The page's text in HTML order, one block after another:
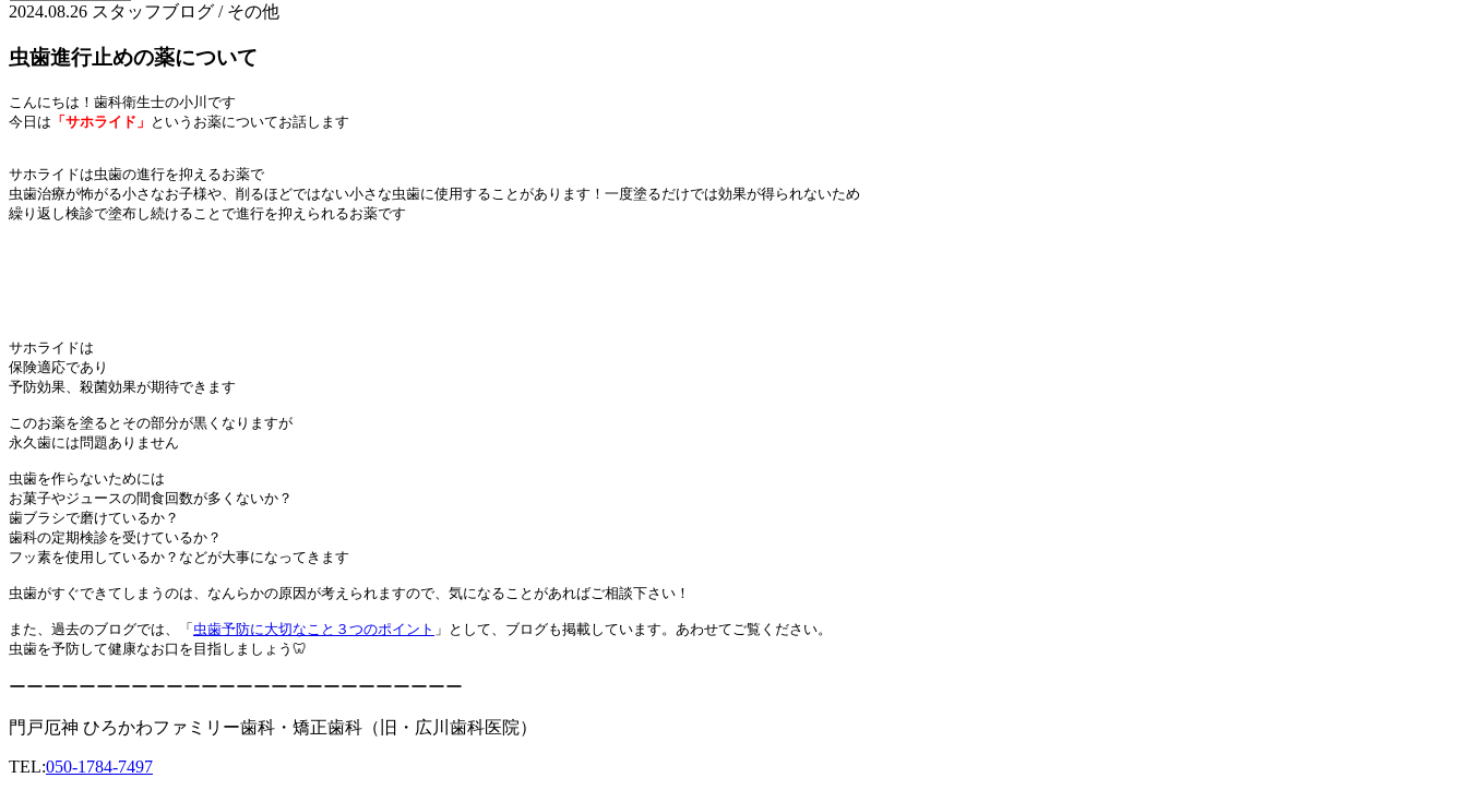
2024.08.26 スタッフブログ / その他
虫歯進行止めの薬について
こんにちは！歯科衛生士の小川です
今日は 「サホライド」 というお薬についてお話します
サホライドは虫歯の進行を抑えるお薬で
虫歯治療が怖がる小さなお子様や、削るほどではない小さな虫歯に使用することがあります！一度塗るだけでは効果が得られないため
繰り返し検診で塗布し続けることで進行を抑えられるお薬です
サホライドは
保険適応であり
予防効果、殺菌効果が期待できます
このお薬を塗るとその部分が黒くなりますが
永久歯には問題ありません
虫歯を作らないためには
お菓子やジュースの間食回数が多くないか？
歯ブラシで磨けているか？
歯科の定期検診を受けているか？
フッ素を使用しているか？などが大事になってきます
虫歯がすぐできてしまうのは、なんらかの原因が考えられますので、気になることがあればご相談下さい！
また、過去のブログでは、「 虫歯予防に大切なこと３つのポイント 」として、ブログも掲載しています。あわせてご覧ください。
虫歯を予防して健康なお口を目指しましょう🦷
ーーーーーーーーーーーーーーーーーーーーーーーーーー
門戸厄神 ひろかわファミリー歯科・矯正歯科（旧・広川歯科医院）
TEL:050-1784-7497